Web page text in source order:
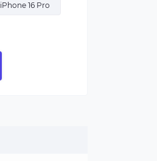
iPhone 16 Pro